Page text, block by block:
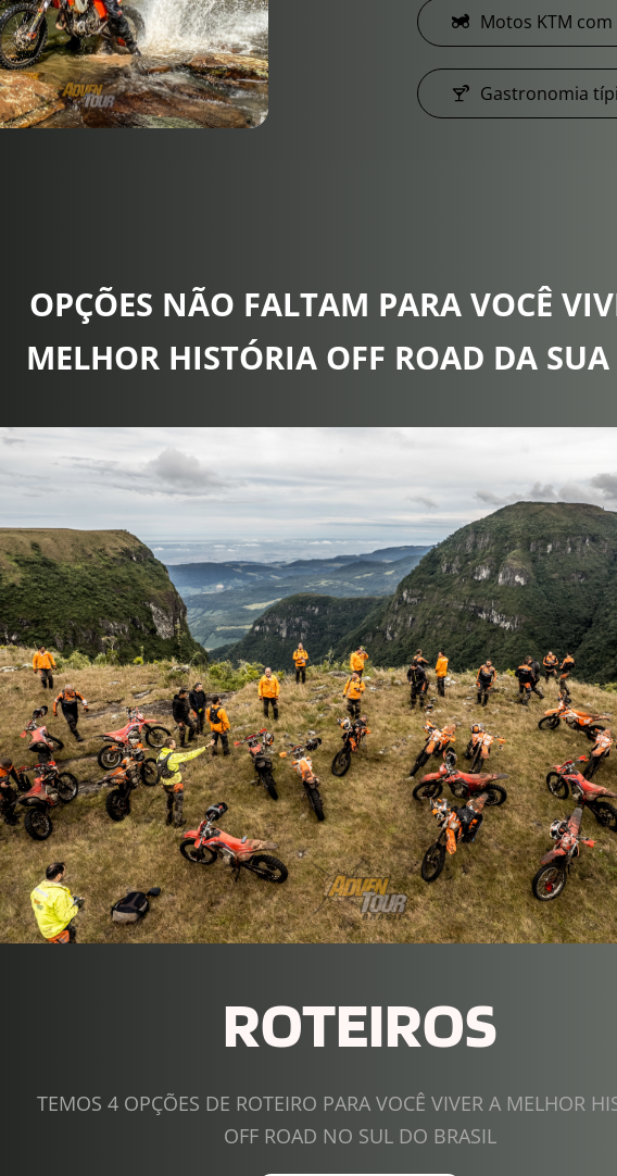
Motos KTM
Gastronomia
OPÇÕES NÃO FALTAM PARA VOCÊ
MELHOR HISTÓRIA OFF ROAD DA
ROTEIROS
TEMOS 4 OPÇÕES DE ROTEIRO PARA VOCÊ VIVER A MELHOR
OFF ROAD NO SUL DO BRASIL